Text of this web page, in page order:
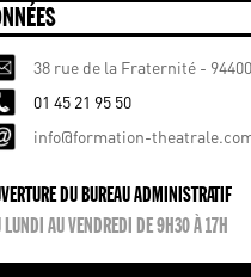
38 rue de la Fraternité -
01 45 21 95 50
info@formation-
DU BUREAU ADMINISTRATIF
LUNDI AU VENDREDI DE 9H30 À 17H